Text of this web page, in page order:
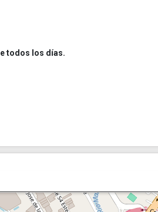
todos los días.